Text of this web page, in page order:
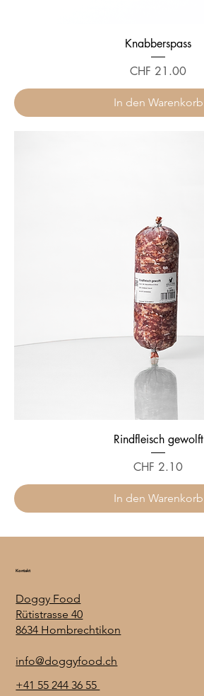
Knabberspass
Preis
CHF 21.00
In den Warenkorb
Rindfleisch gewolft
Preis
CHF 2.10
In den Warenkorb
Kontakt
Doggy Food
Rütistrasse 40
8634 Hombrechtikon
info@doggyfood.ch
+41 55 244 36 55